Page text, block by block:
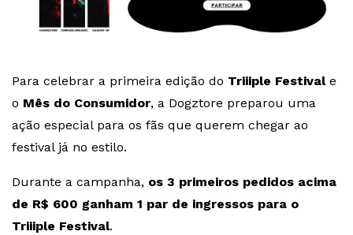
Para celebrar a primeira edição do Triiiple Festivale
o Mês do Consumidor, a Dogztore preparou uma
ação especial para os fãs que querem chegar ao
festival já no estilo.
Durante a campanha, os 3 primeiros pedidos acima
de R$ 600 ganham 1 par de ingressos para o
Triiiple Festival.